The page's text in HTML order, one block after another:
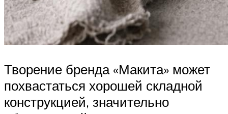
Творение бренда «Макита» может
похвастаться хорошей складной
конструкцией, значительно